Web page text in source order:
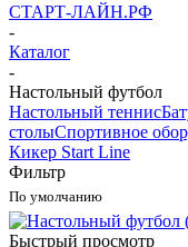
СТАРТ-ЛАЙН.РФ
-
Каталог
-
Настольный футбол
Настольный теннис
столыСпортивное
Кикер Start Line
Фильтр
По умолчанию
Быстрый просмотр